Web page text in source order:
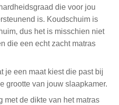
die voor jou
is. Koudschuim is
dus het is misschien niet
die een echt zacht matras
je een maat kiest die past bij
grootte van jouw slaapkamer.
met de dikte van het matras